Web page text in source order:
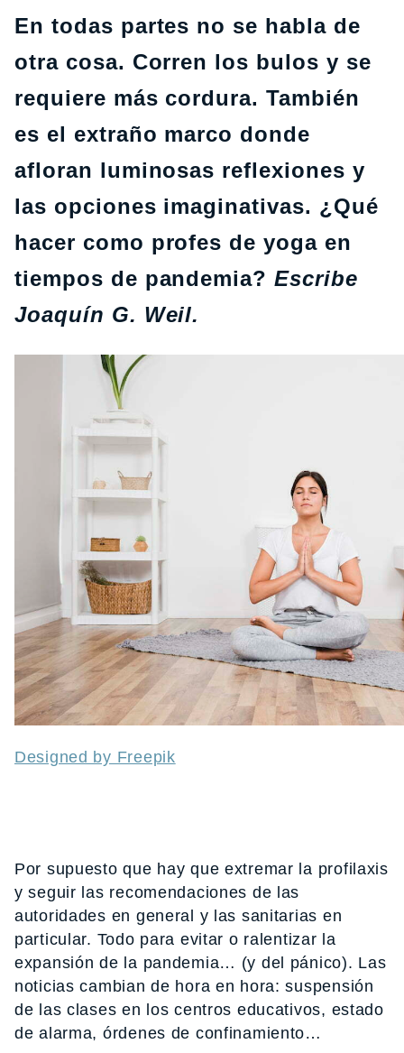
En todas partes no se habla de
otra cosa. Corren los bulos y se
requiere más cordura. También
es el extraño marco donde
afloran luminosas reflexiones y
las opciones imaginativas. ¿Qué
hacer como profes de yoga en
tiempos de pandemia?Escribe
Joaquín G. Weil.
Designed by Freepik
Por supuesto que hay que extremar la profilaxis
y seguir las recomendaciones de las
autoridades en general y las sanitarias en
particular. Todo para evitar o ralentizar la
expansión de la pandemia… (y del pánico). Las
noticias cambian de hora en hora: suspensión
de las clases en los centros educativos, estado
de alarma, órdenes de confinamiento…